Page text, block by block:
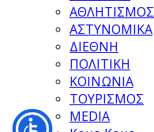
ΑΘΛΗΤΙΣΜΟΣ
ΑΣΤΥΝΟΜΙΚΑ
ΔΙΕΘΝΗ
ΠΟΛΙΤΙΚΗ
ΚΟΙΝΩΝΙΑ
ΤΟΥΡΙΣΜΟΣ
MEDIA